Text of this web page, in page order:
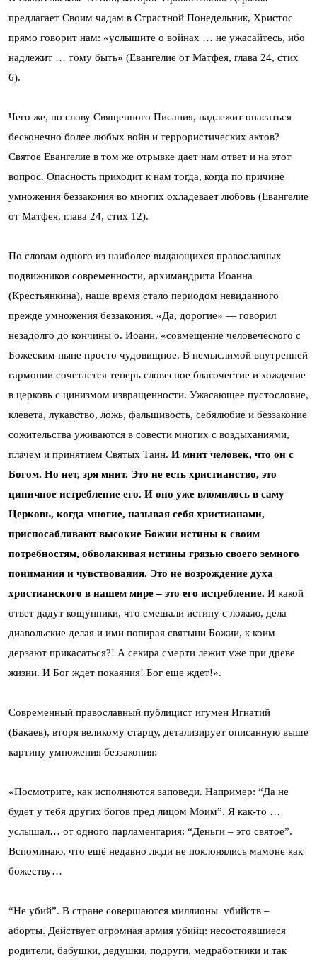
предлагает Своим чадам в Страстной Понедельник, Христос
прямо говорит нам: «услышите о войнах … не ужасайтесь, ибо
надлежит … тому быть» (Евангелие от Матфея, глава 24, стих
6).
Чего же, по слову Священного Писания, надлежит опасаться
бесконечно более любых войн и террористических актов?
Святое Евангелие в том же отрывке дает нам ответ и на этот
вопрос. Опасность приходит к нам тогда, когда по причине
умножения беззакония во многих охладевает любовь (Евангелие
от Матфея, глава 24, стих 12).
По словам одного из наиболее выдающихся православных
подвижников современности, архимандрита Иоанна
(Крестьянкина), наше время стало периодом невиданного
прежде умножения беззакония. «Да, дорогие» — говорил
незадолго до кончины о. Иоанн, «совмещение человеческого с
Божеским ныне просто чудовищное. В немыслимой внутренней
гармонии сочетается теперь словесное благочестие и хождение
в церковь с цинизмом извращенности. Ужасающее пустословие,
клевета, лукавство, ложь, фальшивость, себялюбие и беззаконие
сожительства уживаются в совести многих с воздыханиями,
плачем и принятием Святых Таин. И мнит человек, что он с
Богом. Но нет, зря мнит. Это не есть христианство, это
циничное истребление его. И оно уже вломилось в саму
Церковь, когда многие, называя себя христианами,
приспосабливают высокие Божии истины к своим
потребностям, обволакивая истины грязью своего земного
понимания и чувствования. Это не возрождение духа
христианского в нашем мире – это его истребление. И какой
ответ дадут кощунники, что смешали истину с ложью, дела
диавольские делая и ими попирая святыни Божии, к коим
дерзают прикасаться?! А секира смерти лежит уже при древе
жизни. И Бог ждет покаяния! Бог еще ждет!».
Современный православный публицист игумен Игнатий
(Бакаев), вторя великому старцу, детализирует описанную выше
картину умножения беззакония:
«Посмотрите, как исполняются заповеди. Например: “Да не
будет у тебя других богов пред лицом Моим”. Я как-то …
услышал… от одного парламентария: “Деньги – это святое”.
Вспоминаю, что ещё недавно люди не поклонялись мамоне как
божеству…
“Не убий”. В стране совершаются миллионы убийств –
аборты. Действует огромная армия убийц: несостоявшиеся
родители, бабушки, дедушки, подруги, медработники и так